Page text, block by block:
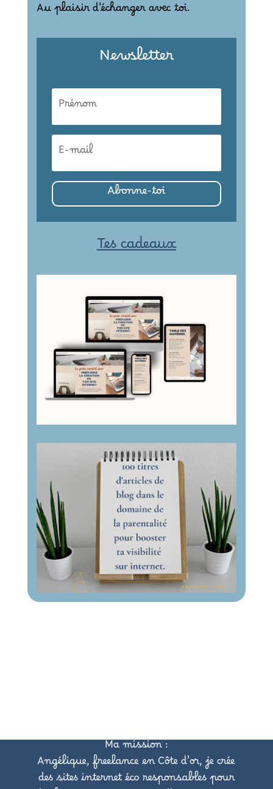
Au plaisir d’échanger avec toi.
Newsletter
Abonne-toi
Tes cadeaux
Ma mission :
Angélique, freelance en Côte d’or, je crée
des sites internet éco responsables pour